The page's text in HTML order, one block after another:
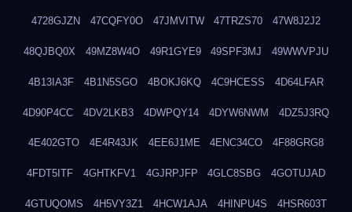
4728GJZN 47CQFY0O 47JMVITW 47TRZS70 47W8J2J2
48QJBQ0X 49MZ8W4O 49R1GYE9 49SPF3MJ 49WWVPJU
4B13IA3F 4B1N5SGO 4BOKJ6KQ 4C9HCESS 4D64LFAR
4D90P4CC 4DV2LKB3 4DWPQY14 4DYW6NWM 4DZ5J3RQ
4E402GTO 4E4R43JK 4EE6J1ME 4ENC34CO 4F88GRG8
4FDT5ITF 4GHTKFV1 4GJRPJFP 4GLC8SBG 4GOTUJAD
4GTUQOMS 4H5VY3Z1 4HCW1AJA 4HINPU4S 4HSR603T